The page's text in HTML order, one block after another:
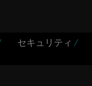
セキュリティ /